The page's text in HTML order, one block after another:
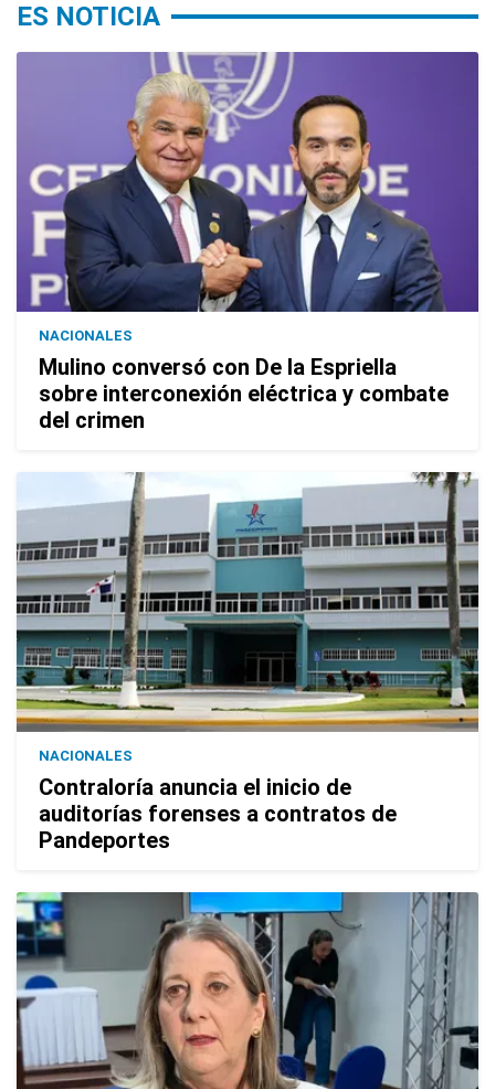
ES NOTICIA
NACIONALES
Mulino conversó con De la Espriella
sobre interconexión eléctrica y combate
del crimen
NACIONALES
Contraloría anuncia el inicio de
auditorías forenses a contratos de
Pandeportes